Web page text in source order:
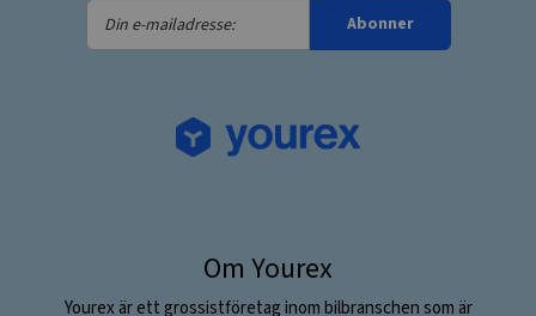
Din
e-
Abonner
Om Yourex
Yourex är ett grossistföretag inom bilbranschen som är